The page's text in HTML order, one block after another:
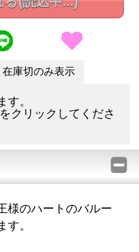
在庫切のみ表示
。
をクリックしてくださ
様のハートのバルー
。